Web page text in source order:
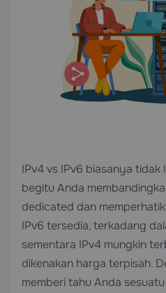
IPv4 vs IPv6 biasanya
begitu Anda
dedicated dan
IPv6 tersedia, terkadang
sementara IPv4 mungkin
dikenakan harga terpisah.
memberi tahu Anda